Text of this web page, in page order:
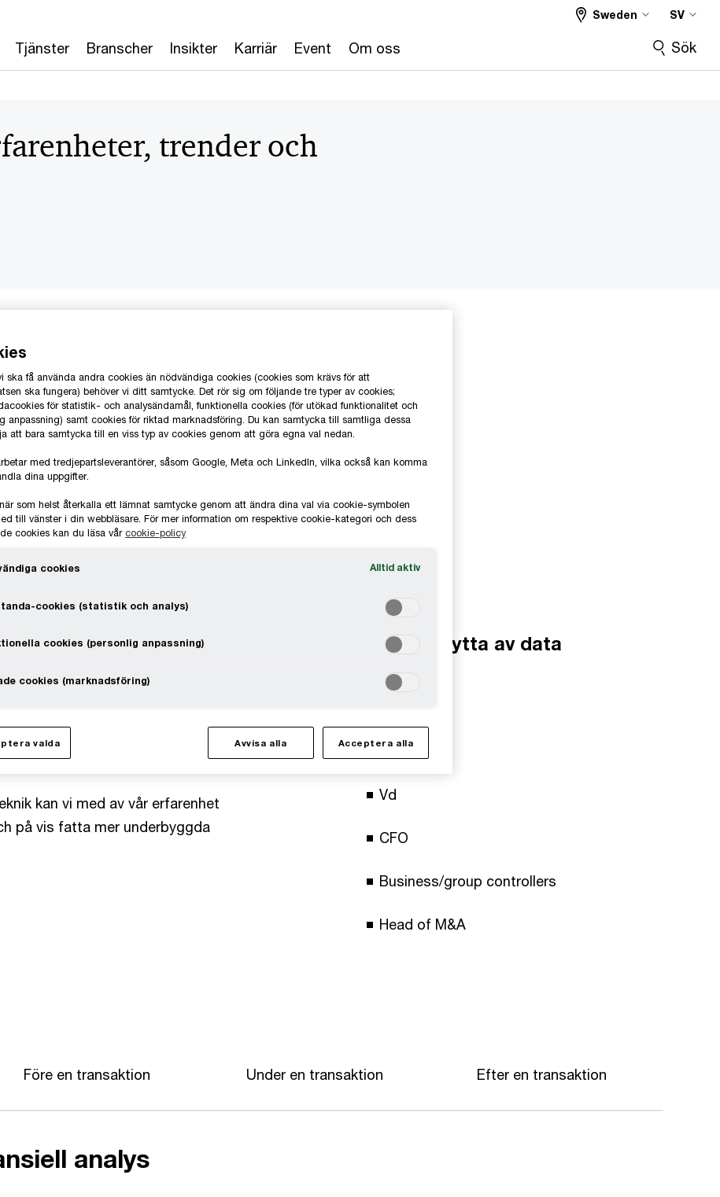
Tjänster Branscher Insikter Karriär Event Om oss
Sweden SV
Sök
trender och
och information än någonsin
data man ska titta på för att
data till meningsfulla insikter
Vi hjälper dig att tolka
att kombinera vår
med din vision och data.
affärsbeslut
tillgång till? Skulle en
orderbok och ert
för vad som driver er
kan vi med av vår erfarenhet
på vis fatta mer underbyggda
Vilka har nytta av data
Styrelse
Vd
CFO
Business/group controllers
Head of M&A
Före en transaktion Under en transaktion Efter en transaktion
analys
ska få använda andra cookies än nödvändiga cookies (cookies som krävs för att
ska fungera) behöver vi ditt samtycke. Det rör sig om följande tre typer av cookies;
för statistik- och analysändamål, funktionella cookies (för utökad funktionalitet och
anpassning) samt cookies för riktad marknadsföring. Du kan samtycka till samtliga dessa
att bara samtycka till en viss typ av cookies genom att göra egna val nedan.
med tredjepartsleverantörer, såsom Google, Meta och LinkedIn, vilka också kan komma
dina uppgifter.
som helst återkalla ett lämnat samtycke genom att ändra dina val via cookie-symbolen
till vänster i din webbläsare. För mer information om respektive cookie-kategori och dess
cookies kan du läsa vår cookie-policy
cookies Alltid aktiv
cookies (statistik och analys)
cookies (personlig anpassning)
cookies (marknadsföring)
valda Avvisa alla Acceptera alla